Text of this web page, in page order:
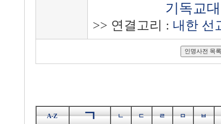
기독교
>> 연결고리 : 내한 선
A-Z ㄱ ㄴ ㄷ ㄹ ㅁ ㅂ